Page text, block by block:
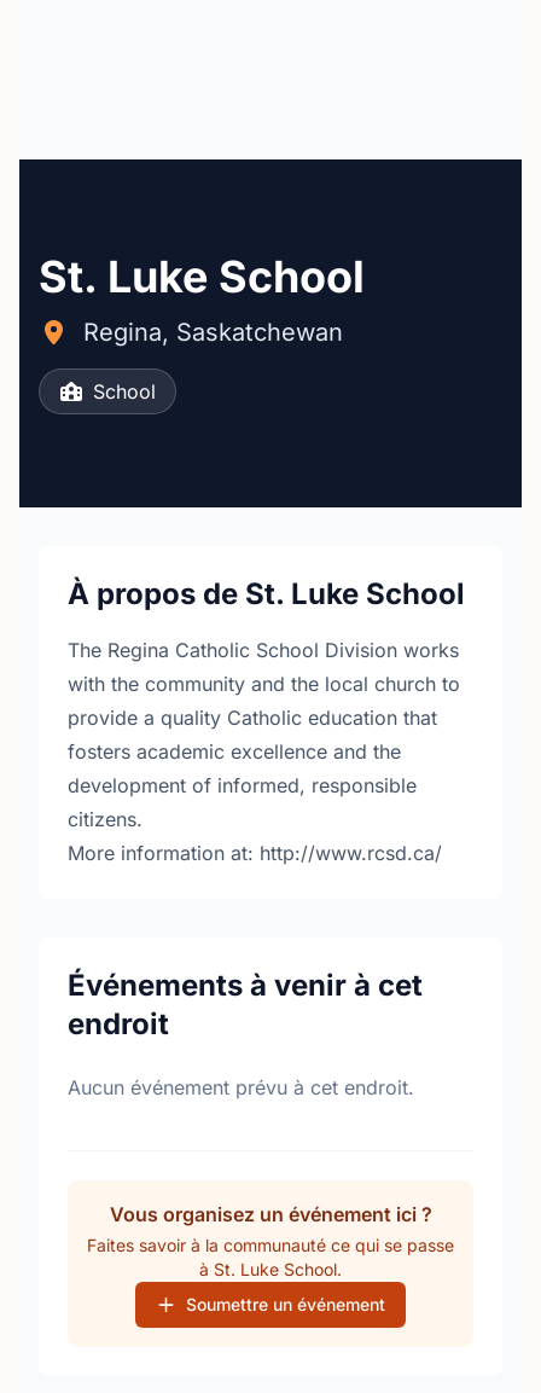
St. Luke School
Regina, Saskatchewan
School
À propos de St. Luke School
The Regina Catholic School Division works
with the community and the local church to
provide a quality Catholic education that
fosters academic excellence and the
development of informed, responsible
citizens.
More information at: http://www.rcsd.ca/
Événements à venir à cet
endroit
Aucun événement prévu à cet endroit.
Vous organisez un événement ici ?
Faites savoir à la communauté ce qui se passe
à St. Luke School.
Soumettre un événement